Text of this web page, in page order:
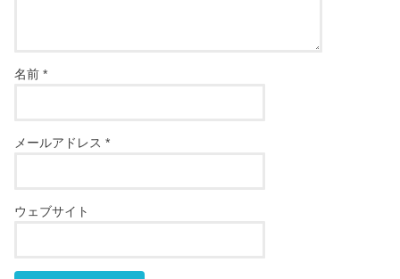
名前*
メールアドレス*
ウェブサイト